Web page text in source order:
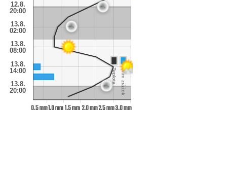
12.8.
20:00
13.8.
02:00
13.8.
08:00
13.8.
14:00
13.8.
20:00
0.5 mm1.0 mm1.5 mm2.0 mm2.5 mm3.0 mm
Úhrn zrážok
Teplota